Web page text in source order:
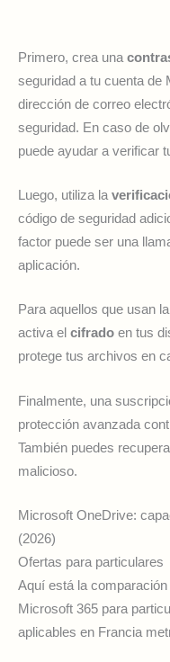
Primero, crea una
seguridad a tu cuenta de
dirección de correo
seguridad. En caso de
puede ayudar a verificar
Luego, utiliza la
código de seguridad
factor puede ser una
aplicación.
Para aquellos que usan
activa el cifrado en tus
protege tus archivos en
Finalmente, una
protección avanzada
También puedes
malicioso.
Microsoft OneDrive:
(2026)
Ofertas para particulares
Aquí está la
Microsoft 365 para
aplicables en Francia